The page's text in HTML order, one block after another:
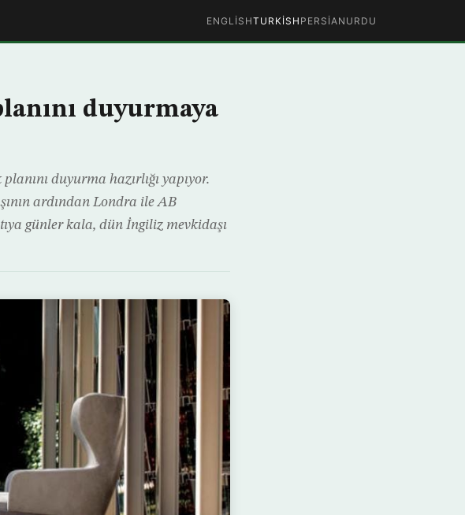
ENGLISHTURKISH PERSIAN URDU
duyurmaya
duyurma hazırlığı yapıyor.
ardından Londra ile AB
günler kala, dün İngiliz mevkidaşı